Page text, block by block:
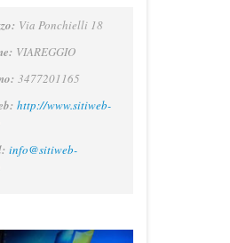
Via Ponchielli 18
VIAREGGIO
3477201165
http://www.sitiweb-
info@sitiweb-